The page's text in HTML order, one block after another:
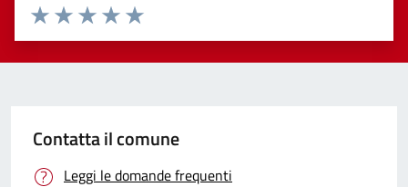
Valuta 5 stelle su 5
Valuta 4 stelle su 5
Valuta 3 stelle su 5
Valuta 2 stelle su 5
Valuta 1 stelle su 5
Contatta il comune
Leggi le domande frequenti